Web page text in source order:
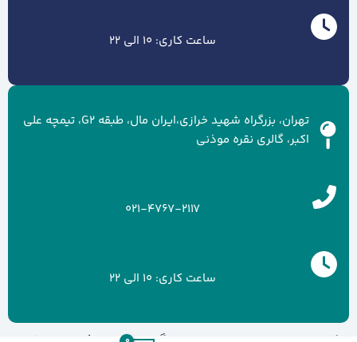
ساعت کاری: 10 الی 22
تهران، بزرگراه شهید خرازی،ایران مال، طبقه G2، تیمچه علی
اکبر، گالری نقره موذنی
021-4767-2117
ساعت کاری: 10 الی 22